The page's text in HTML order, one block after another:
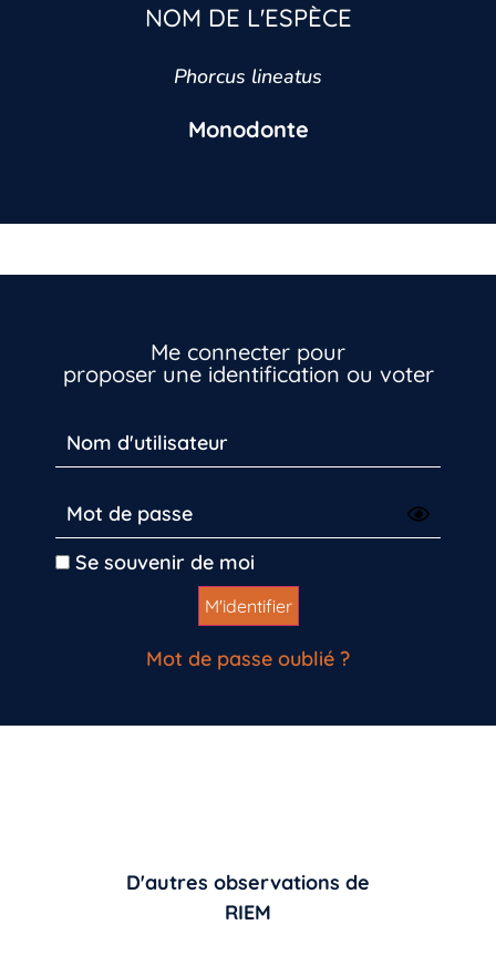
NOM DE L'ESPÈCE
Phorcus lineatus
Monodonte
Me connecter pour
proposer une identification ou voter
Se souvenir de moi
Mot de passe oublié ?
D'autres observations de
RIEM